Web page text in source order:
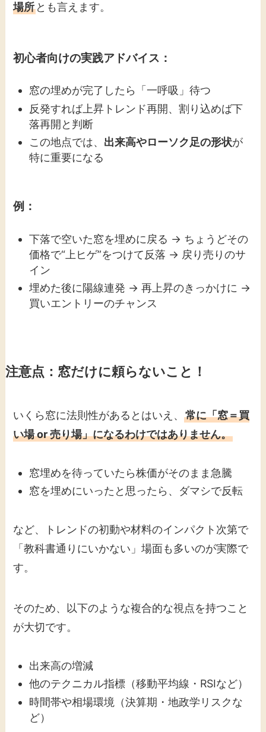
場所 とも言えます。
初心者向けの実践アドバイス：
窓の埋めが完了したら「一呼吸」待つ
反発すれば上昇トレンド再開、割り込めば下
落再開と判断
この地点では、 出来高やローソク足の形状が
特に重要になる
例：
下落で空いた窓を埋めに戻る → ちょうどその
価格で“上ヒゲ”をつけて反落 → 戻り売りのサ
イン
埋めた後に陽線連発 → 再上昇のきっかけに →
買いエントリーのチャンス
注意点：窓だけに頼らないこと！
いくら窓に法則性があるとはいえ、常に「窓＝買
い場 or 売り場」になるわけではありません。
窓埋めを待っていたら株価がそのまま急騰
窓を埋めにいったと思ったら、ダマシで反転
など、トレンドの初動や材料のインパクト次第で
「教科書通りにいかない」場面も多いのが実際で
す。
そのため、以下のような複合的な視点を持つこと
が大切です。
出来高の増減
他のテクニカル指標（移動平均線・RSIなど）
時間帯や相場環境（決算期・地政学リスクな
ど）